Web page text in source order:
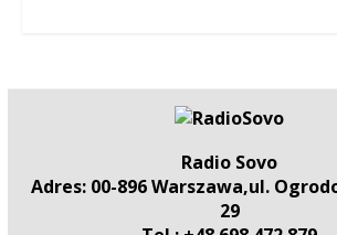
Radio Sovo
Adres: 00-896 Warszawa,ul.
29